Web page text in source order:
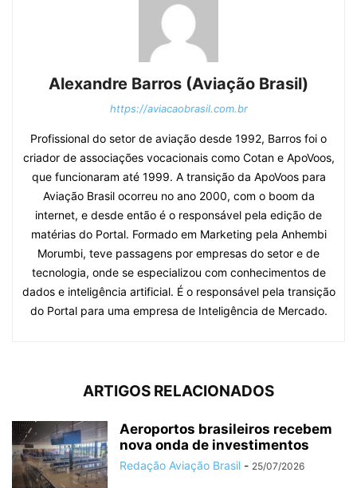
Alexandre Barros (Aviação Brasil)
https://aviacaobrasil.com.br
Profissional do setor de aviação desde 1992, Barros foi o
criador de associações vocacionais como Cotan e ApoVoos,
que funcionaram até 1999. A transição da ApoVoos para
Aviação Brasil ocorreu no ano 2000, com o boom da
internet, e desde então é o responsável pela edição de
matérias do Portal. Formado em Marketing pela Anhembi
Morumbi, teve passagens por empresas do setor e de
tecnologia, onde se especializou com conhecimentos de
dados e inteligência artificial. É o responsável pela transição
do Portal para uma empresa de Inteligência de Mercado.
ARTIGOS RELACIONADOS
Aeroportos brasileiros recebem
nova onda de investimentos
Redação Aviação Brasil - 25/07/2026